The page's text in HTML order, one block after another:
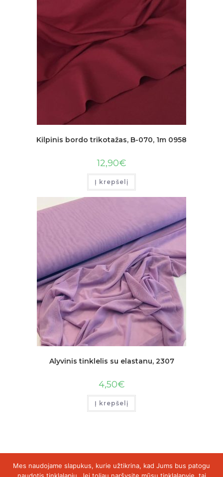
Kilpinis bordo trikotažas, B-070, 1m 0958
12,90€
Į krepšelį
Alyvinis tinklelis su elastanu, 2307
4,50€
Į krepšelį
Mes naudojame slapukus, kurie užtikrina, kad Jums bus patogu